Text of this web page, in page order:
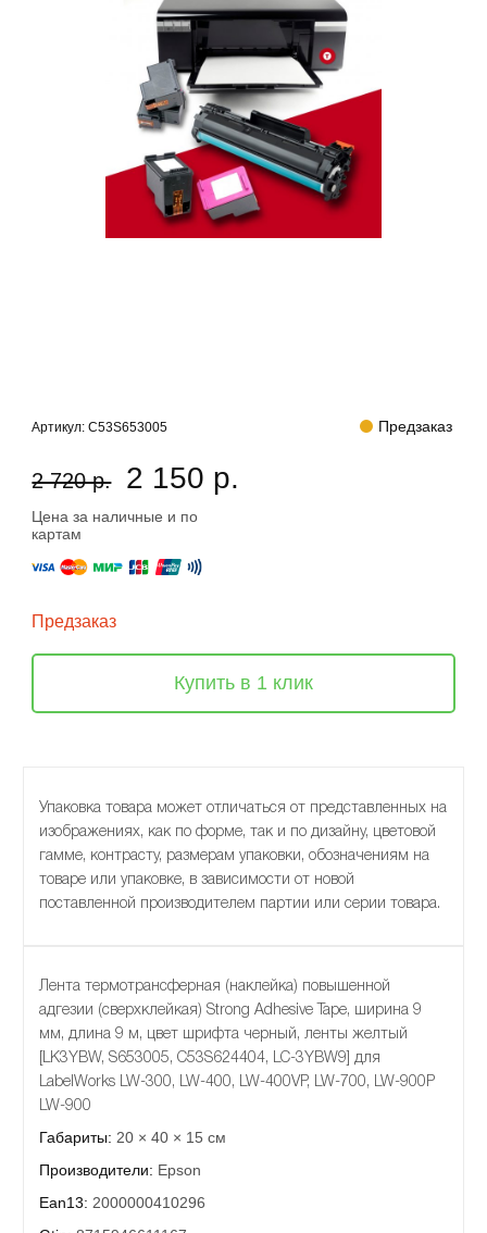
Артикул:C53S653005 Предзаказ
2 720 р. 2 150 р.
Цена за наличные и по
картам
Предзаказ
Купить в 1 клик
Упаковка товара может отличаться от представленных на
изображениях, как по форме, так и по дизайну, цветовой
гамме, контрасту, размерам упаковки, обозначениям на
товаре или упаковке, в зависимости от новой
поставленной производителем партии или серии товара.
Лента термотрансферная (наклейка) повышенной
адгезии (сверхклейкая) Strong Adhesive Tape, ширина 9
мм, длина 9 м, цвет шрифта черный, ленты желтый
[LK3YBW, S653005, C53S624404, LC-3YBW9] для
LabelWorks LW-300, LW-400, LW-400VP, LW-700, LW-900P
LW-900
Габариты: 20 × 40 × 15 см
Производители: Epson
Ean13: 2000000410296